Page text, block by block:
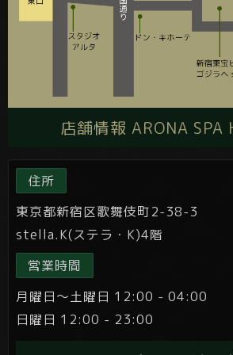
店舗情報 ARONA SPA
住所
東京都新宿区歌舞伎町2-38-3
stella.K(ステラ・K)4階
営業時間
月曜日～土曜日 12:00 - 04:00
日曜日 12:00 - 23:00